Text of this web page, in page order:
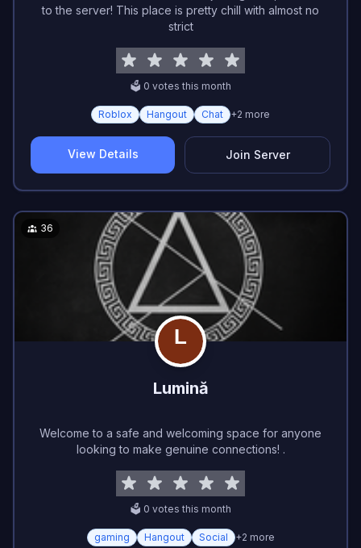
to the server! This place is pretty chill with almost no
strict
🗳️ 0 votes this month
Roblox Hangout Chat +2 more
View Details Join Server
36
Lumină
Welcome to a safe and welcoming space for anyone
looking to make genuine connections! .
🗳️ 0 votes this month
gaming Hangout Social +2 more